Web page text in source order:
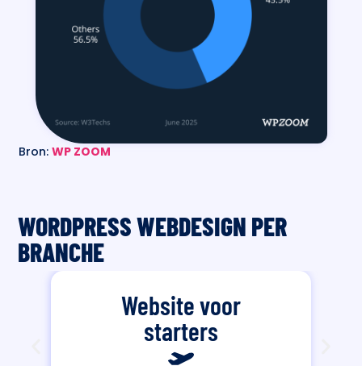
Bron:WP ZOOM
WORDPRESS WEBDESIGN PER
BRANCHE
Website voor
starters